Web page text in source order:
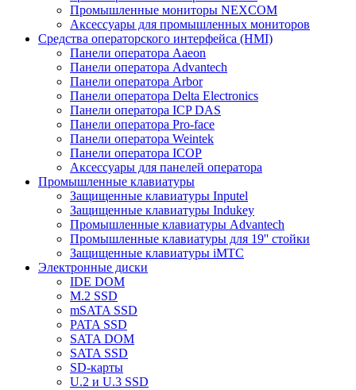
Промышленные мониторы NEXCOM
Аксессуары для промышленных мониторов
Средства операторского интерфейса (HMI)
Панели оператора Aaeon
Панели оператора Advantech
Панели оператора Arbor
Панели оператора Delta Electronics
Панели оператора ICP DAS
Панели оператора Pro-face
Панели оператора Weintek
Панели оператора ICOP
Аксессуары для панелей оператора
Промышленные клавиатуры
Защищенные клавиатуры Inputel
Защищенные клавиатуры Indukey
Промышленные клавиатуры Advantech
Промышленные клавиатуры для 19'' стойки
Защищенные клавиатуры iMTC
Электронные диски
IDE DOM
M.2 SSD
mSATA SSD
PATA SSD
SATA DOM
SATA SSD
SD-карты
U.2 и U.3 SSD